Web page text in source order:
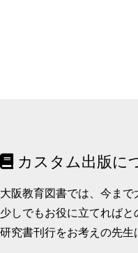
カスタム出版に
大阪教育図書では、今ま
少しでもお役に立てれば
研究書刊行をお考えの先生